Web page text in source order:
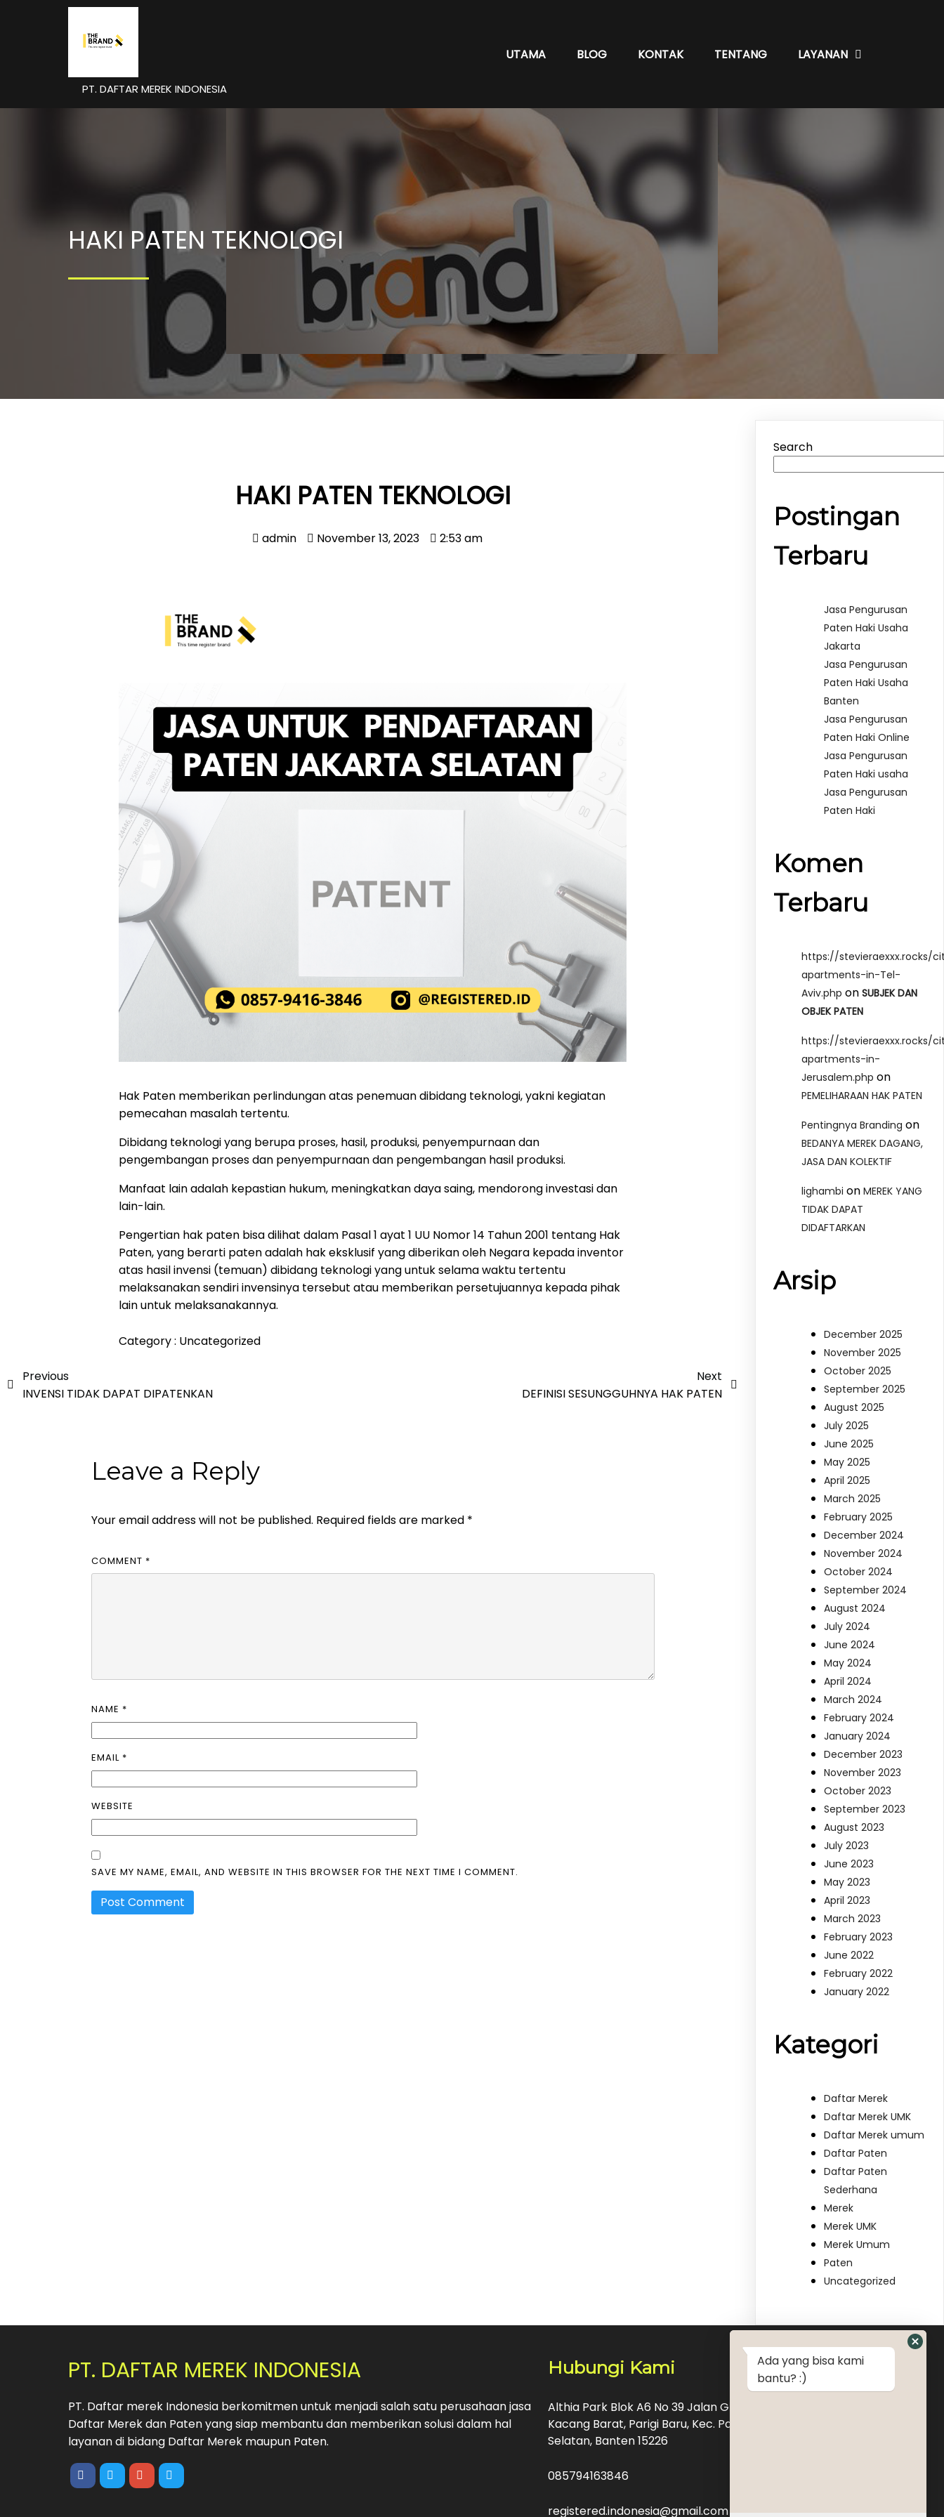
PT. DAFTAR MEREK INDONESIA
UTAMA BLOG KONTAK TENTANG LAYANAN
HAKI PATEN TEKNOLOGI
HAKI PATEN TEKNOLOGI
admin November 13, 2023 2:53 am
Hak Paten memberikan perlindungan atas penemuan dibidang teknologi, yakni kegiatan
pemecahan masalah tertentu.
Dibidang teknologi yang berupa proses, hasil, produksi, penyempurnaan dan
pengembangan proses dan penyempurnaan dan pengembangan hasil produksi.
Manfaat lain adalah kepastian hukum, meningkatkan daya saing, mendorong investasi dan
lain-lain.
Pengertian hak paten bisa dilihat dalam Pasal 1 ayat 1 UU Nomor 14 Tahun 2001 tentang Hak
Paten, yang berarti paten adalah hak eksklusif yang diberikan oleh Negara kepada inventor
atas hasil invensi (temuan) dibidang teknologi yang untuk selama waktu tertentu
melaksanakan sendiri invensinya tersebut atau memberikan persetujuannya kepada pihak
lain untuk melaksanakannya.
Category : Uncategorized
Previous
INVENSI TIDAK DAPAT DIPATENKAN
Next
DEFINISI SESUNGGUHNYA HAK PATEN
Leave a Reply
Your email address will not be published. Required fields are marked *
COMMENT *
NAME *
EMAIL *
WEBSITE
SAVE MY NAME, EMAIL, AND WEBSITE IN THIS BROWSER FOR THE NEXT TIME I COMMENT.
Search
Postingan
Terbaru
Jasa Pengurusan
Paten Haki Usaha
Jakarta
Jasa Pengurusan
Paten Haki Usaha
Banten
Jasa Pengurusan
Paten Haki Online
Jasa Pengurusan
Paten Haki usaha
Jasa Pengurusan
Paten Haki
Komen
Terbaru
https://stevieraexxx.rocks/
apartments-in-Tel-
Aviv.php onSUBJEK DAN
OBJEK PATEN
https://stevieraexxx.rocks/
apartments-in-
Jerusalem.php on
PEMELIHARAAN HAK PATEN
Pentingnya Branding on
BEDANYA MEREK DAGANG,
JASA DAN KOLEKTIF
lighambi onMEREK YANG
TIDAK DAPAT
DIDAFTARKAN
Arsip
December 2025
November 2025
October 2025
September 2025
August 2025
July 2025
June 2025
May 2025
April 2025
March 2025
February 2025
December 2024
November 2024
October 2024
September 2024
August 2024
July 2024
June 2024
May 2024
April 2024
March 2024
February 2024
January 2024
December 2023
November 2023
October 2023
September 2023
August 2023
July 2023
June 2023
May 2023
April 2023
March 2023
February 2023
June 2022
February 2022
January 2022
Kategori
Daftar Merek
Daftar Merek UMK
Daftar Merek umum
Daftar Paten
Daftar Paten
Sederhana
Merek
Merek UMK
Merek Umum
Paten
Uncategorized
PT. DAFTAR MEREK INDONESIA
PT. Daftar merek Indonesia berkomitmen untuk menjadi salah satu perusahaan jasa
Daftar Merek dan Paten yang siap membantu dan memberikan solusi dalam hal
layanan di bidang Daftar Merek maupun Paten.
Hubungi Kami
Althia Park Blok A6 No 39 Jalan Graha Raya Bintaro Pondok
Kacang Barat, Parigi Baru, Kec. Pd. Aren, Kota Tangerang
Selatan, Banten 15226
085794163846
registered.indonesia@gmail.com
Ada yang bisa kami
bantu? :)